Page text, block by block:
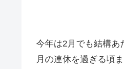
今年は2月でも結構あ
月の連休を過ぎる頃